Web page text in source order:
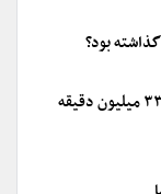
رکوردشکنی «پایتخت ۷» در تلوبیون؛ ۳۳۰ میلیون دقیقه